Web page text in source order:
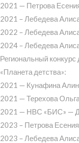
2021 — Петрова
2021 – Лебедева
2022 – Лебедева
2024 – Лебедева
Региональный конкурс
«Планета детства»:
2021 — Кунафина
2021 — Терехова
2021 — НВС «БИС» —
2023 – Петрова
2023 – Лебедева